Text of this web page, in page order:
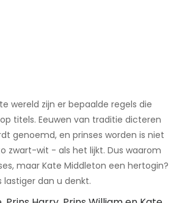
wereld zijn er bepaalde regels die
titels. Eeuwen van traditie dicteren
genoemd, en prinses worden is niet
zwart-wit - als het lijkt. Dus waarom
maar Kate Middleton een hertogin?
lastiger dan u denkt.